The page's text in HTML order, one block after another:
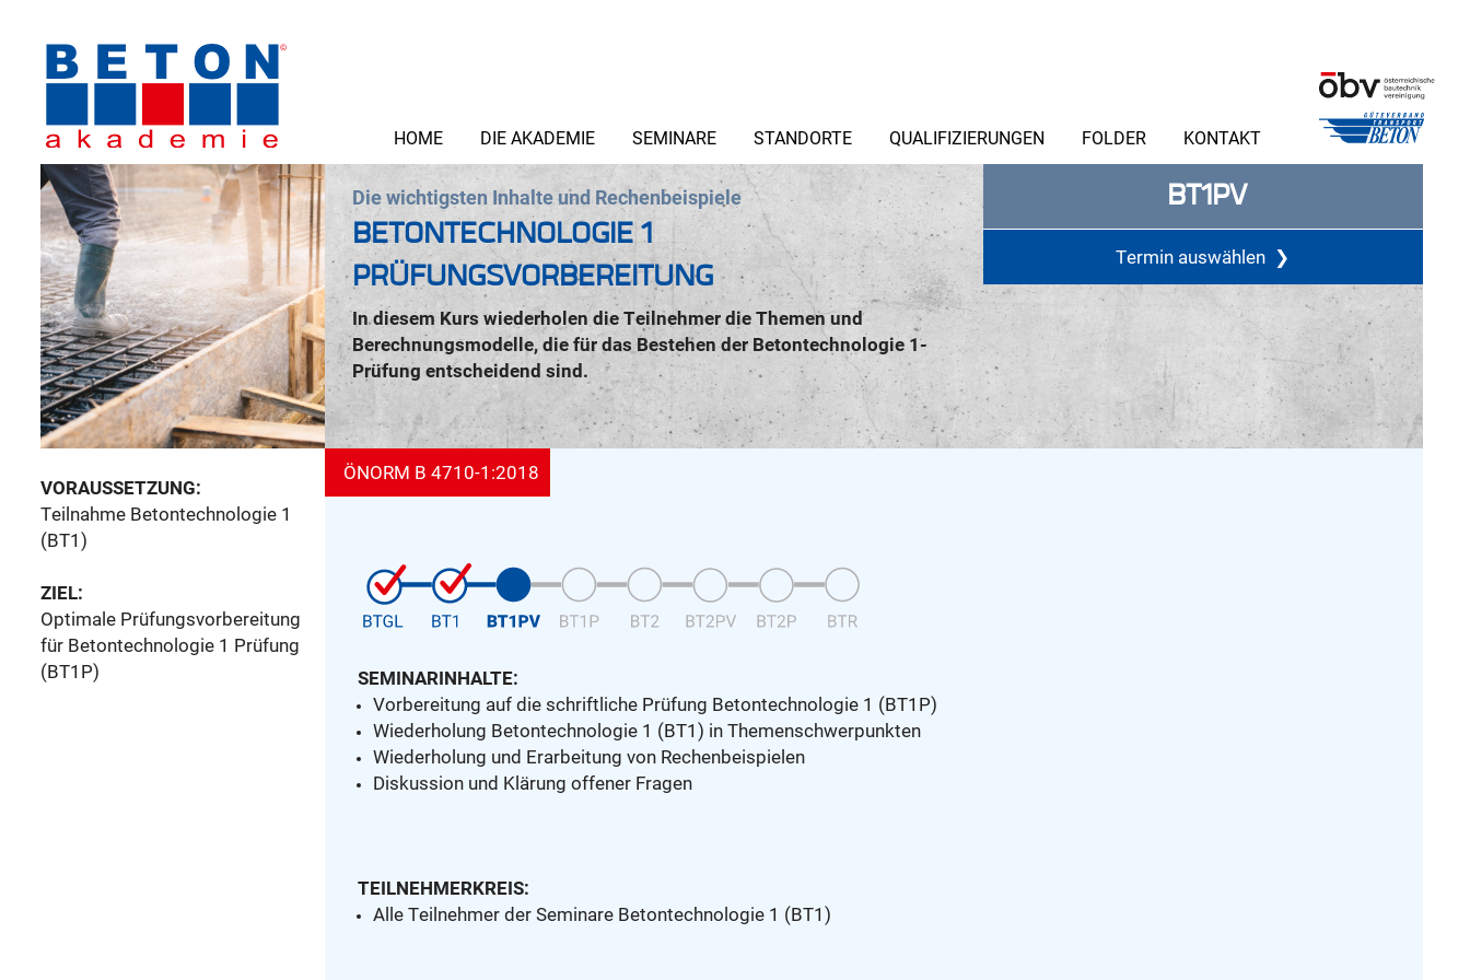
HOME DIE AKADEMIE SEMINARE STANDORTE QUALIFIZIERUNGEN FOLDER KONTAKT
VORAUSSETZUNG:
Teilnahme Betontechnologie 1
(BT1)
ZIEL:
Optimale Prüfungsvorbereitung
für Betontechnologie 1 Prüfung
(BT1P)
Die wichtigsten Inhalte und Rechenbeispiele
BETONTECHNOLOGIE 1
PRÜFUNGSVORBEREITUNG
In diesem Kurs wiederholen die Teilnehmer die Themen und
Berechnungsmodelle, die für das Bestehen der Betontechnologie 1-
Prüfung entscheidend sind.
BT1PV
Termin auswählen ❯
ÖNORM B 4710-1:2018
SEMINARINHALTE:
Vorbereitung auf die schriftliche Prüfung Betontechnologie 1 (BT1P)
Wiederholung Betontechnologie 1 (BT1) in Themenschwerpunkten
Wiederholung und Erarbeitung von Rechenbeispielen
Diskussion und Klärung offener Fragen
TEILNEHMERKREIS:
Alle Teilnehmer der Seminare Betontechnologie 1 (BT1)